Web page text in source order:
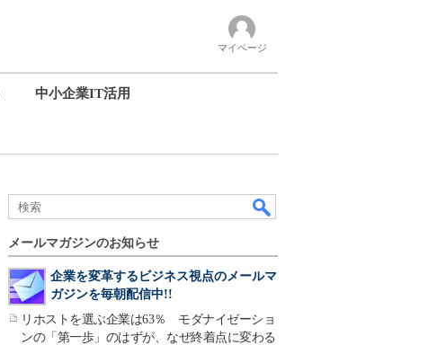
マイページ
中小企業IT活用
メールマガジンのお知らせ
企業を変革するビジネス視点のメールマ
ガジンを毎朝配信中!!
リホストを選ぶ企業は63％ モダナイゼーショ
ンの「第一歩」のはずが、なぜ終着点に変わる